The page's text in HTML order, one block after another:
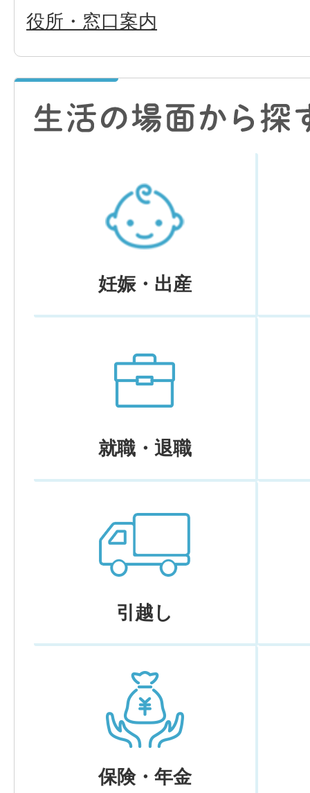
役所・窓口案内
妊娠・出産
就職・退職
引越し
保険・年金